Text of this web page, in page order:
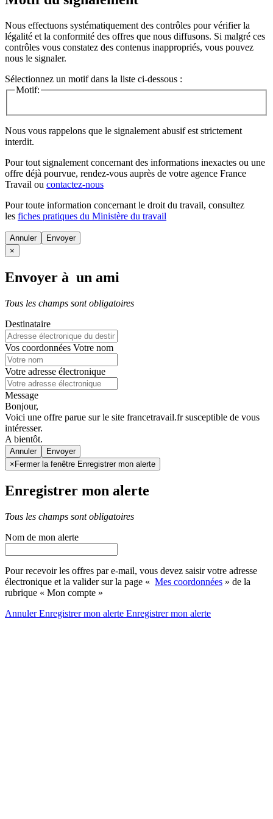
Nous effectuons systématiquement des contrôles pour vérifier la
légalité et la conformité des offres que nous diffusons. Si malgré ces
contrôles vous constatez des contenus inappropriés, vous pouvez
nous le signaler.
Sélectionnez un motif dans la liste ci-dessous :
Motif:
Nous vous rappelons que le signalement abusif est strictement
interdit.
Pour tout signalement concernant des informations inexactes ou une
offre déjà pourvue, rendez-vous auprès de votre agence France
Travail ou contactez-nous
Pour toute information concernant le droit du travail, consultez
les fiches pratiques du Ministère du travail
Annuler
×
Envoyer à un ami
Tous les champs sont obligatoires
Destinataire
Vos coordonnées Votre nom
Votre adresse électronique
Message
Bonjour,
Voici une offre parue sur le site francetravail.fr susceptible de vous
intéresser.
A bientôt.
Annuler
× Fermer la fenêtre Enregistrer mon alerte
Enregistrer mon alerte
Tous les champs sont obligatoires
Nom de mon alerte
Pour recevoir les offres par e-mail, vous devez saisir votre adresse
électronique et la valider sur la page « Mes coordonnées » de la
rubrique « Mon compte »
AnnulerEnregistrer mon alerte Enregistrermon alerte